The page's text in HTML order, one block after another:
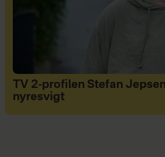
TV 2-profilen Stefan
nyresvigt